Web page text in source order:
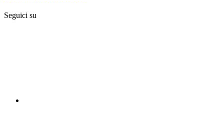
Seguici su